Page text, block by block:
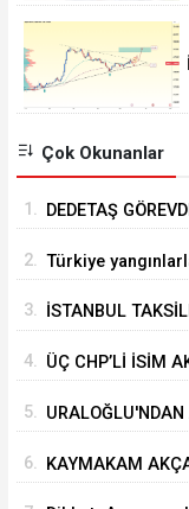
Çok Okunanlar
1. DEDETAŞ
2. Türkiye
3. İSTANBUL
4. ÜÇ CHP’Lİ İSİM
5. URALOĞLU'NDAN
6. KAYMAKAM